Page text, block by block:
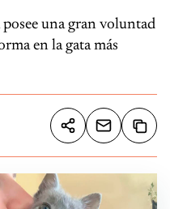
posee una gran voluntad
en la gata más
Compartir